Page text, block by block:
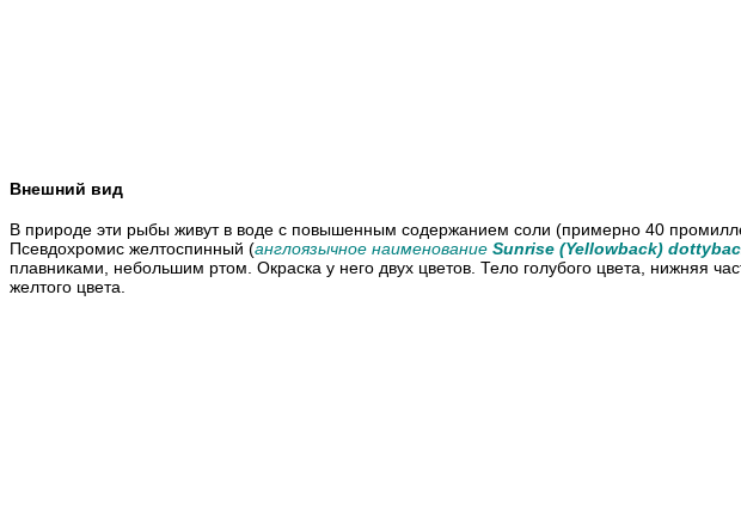
Внешний вид
В природе эти рыбы живут в воде с повышенным содержанием соли (примерно 40
Псевдохромис желтоспинный (англоязычное наименование Sunrise (Yellowback)
плавниками, небольшим ртом. Окраска у него двух цветов. Тело голубого цвета, нижняя
желтого цвета.